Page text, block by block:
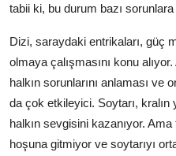
tabii ki, bu durum bazı sorunlara
Dizi, saraydaki entrikaları, güç
olmaya çalışmasını konu
halkın sorunlarını anlaması ve
da çok etkileyici. Soytarı, kralın
halkın sevgisini kazanıyor.
hoşuna gitmiyor ve soytarıyı